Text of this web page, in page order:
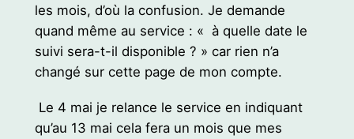
les mois, d’où la confusion. Je demande
quand même au service : « à quelle date le
suivi sera-t-il disponible ? » car rien n’a
changé sur cette page de mon compte.
Le 4 mai je relance le service en indiquant
qu’au 13 mai cela fera un mois que mes